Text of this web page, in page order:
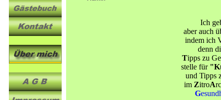
Ich
aber auch
indem ich
denn
Tipps zu
stelle für
und Tipps
im ZitroA
G